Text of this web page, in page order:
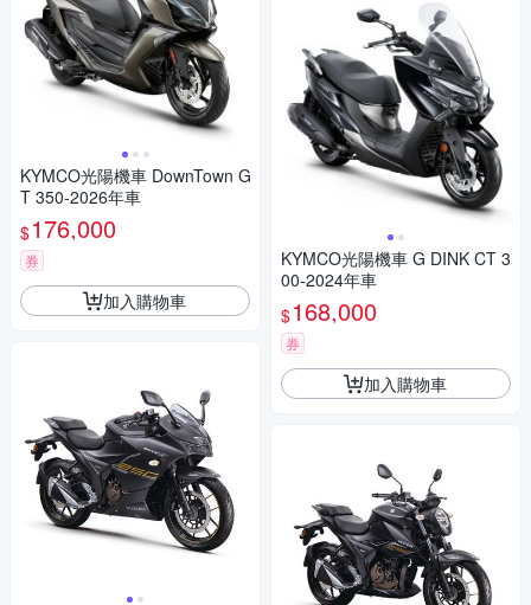
KYMCO光陽機車 DownTown G
T 350-2026年車
$176,000
券
加入購物車
KYMCO光陽機車 G DINK CT 3
00-2024年車
$168,000
券
加入購物車